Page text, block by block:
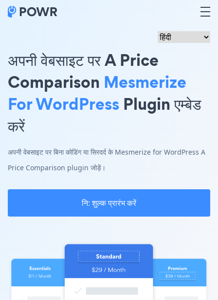
अपनी वेबसाइट पर A Price
Comparison Mesmerize
For WordPress Plugin एम्बेड
करें
अपनी वेबसाइट पर बिना कोडिंग या सिरदर्द के Mesmerize for WordPress A
Price Comparison plugin जोड़ें।
नि: शुल्क प्रारंभ करें